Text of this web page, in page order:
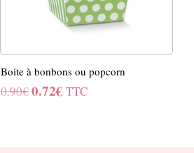
Boite à bonbons ou popcorn
0.90€Le
0.72€ Le
TTC